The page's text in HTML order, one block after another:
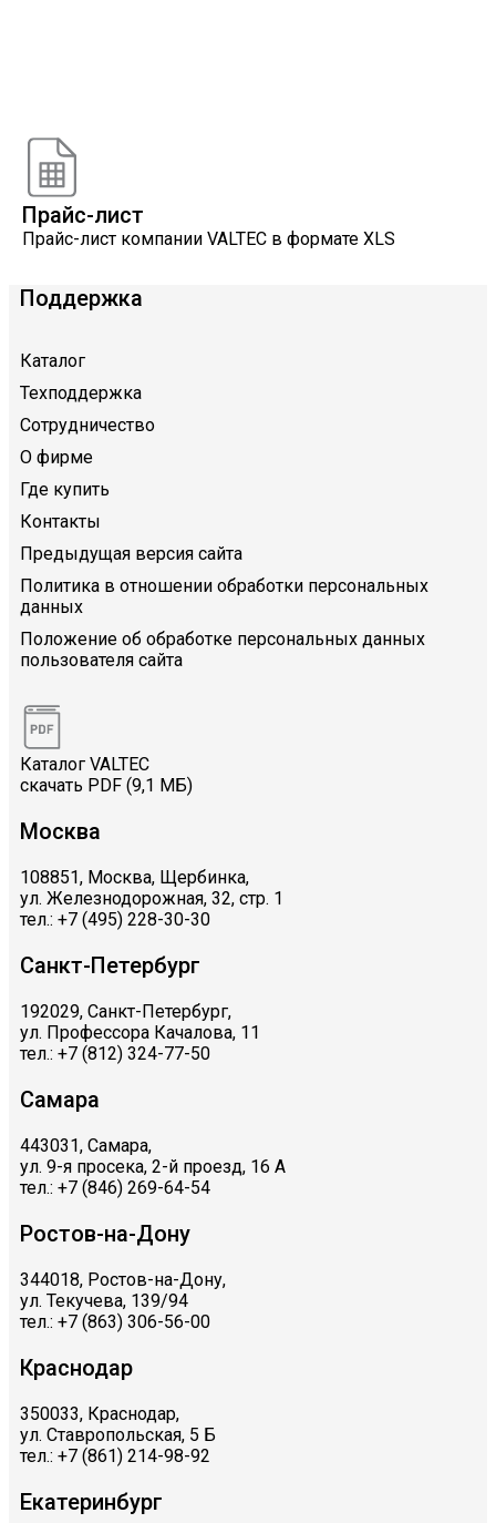
Прайс-лист
Прайс-лист компании VALTEC в формате XLS
Поддержка
Каталог
Техподдержка
Сотрудничество
О фирме
Где купить
Контакты
Предыдущая версия сайта
Политика в отношении обработки персональных
данных
Положение об обработке персональных данных
пользователя сайта
Каталог VALTEC
скачать PDF (9,1 МБ)
Москва
108851, Москва, Щербинка,
ул. Железнодорожная, 32, стр. 1
тел.: +7 (495) 228-30-30
Санкт-Петербург
192029, Санкт-Петербург,
ул. Профессора Качалова, 11
тел.: +7 (812) 324-77-50
Самара
443031, Самара,
ул. 9-я просека, 2-й проезд, 16 А
тел.: +7 (846) 269-64-54
Ростов-на-Дону
344018, Ростов-на-Дону,
ул. Текучева, 139/94
тел.: +7 (863) 306-56-00
Краснодар
350033, Краснодар,
ул. Ставропольская, 5 Б
тел.: +7 (861) 214-98-92
Екатеринбург